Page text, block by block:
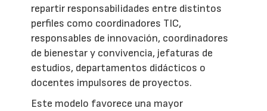
repartir responsabilidades entre distintos
perfiles como coordinadores TIC,
responsables de innovación, coordinadores
de bienestar y convivencia, jefaturas de
estudios, departamentos didácticos o
docentes impulsores de proyectos.
Este modelo favorece una mayor